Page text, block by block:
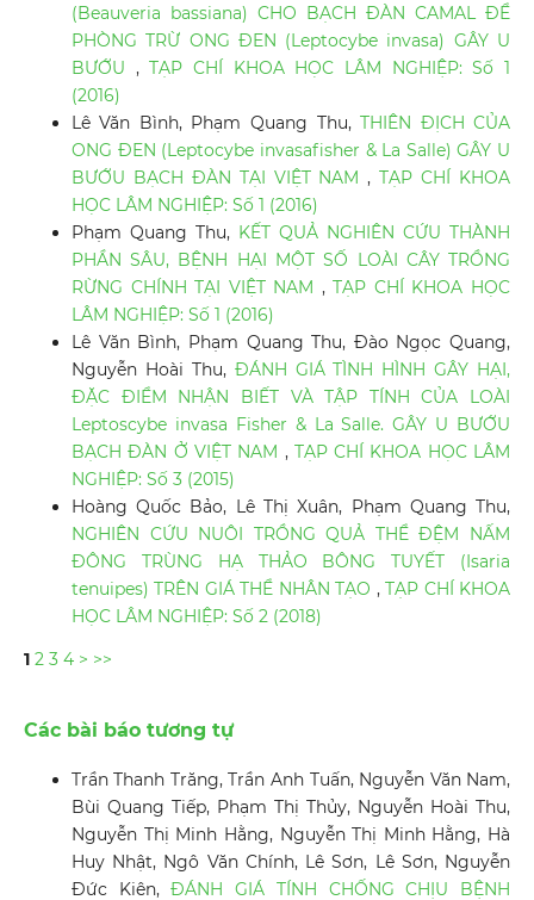
(Beauveria bassiana) CHO BẠCH ĐÀN CAMAL ĐỂ
PHÒNG TRỪ ONG ĐEN (Leptocybe invasa) GÂY U
BƯỚU ,TẠP CHÍ KHOA HỌC LÂM NGHIỆP: Số 1
(2016)
Lê Văn Bình, Phạm Quang Thu,THIÊN ĐỊCH CỦA
ONG ĐEN (Leptocybe invasafisher & La Salle) GÂY U
BƯỚU BẠCH ĐÀN TẠI VIỆT NAM,TẠP CHÍ KHOA
HỌC LÂM NGHIỆP: Số 1 (2016)
Phạm Quang Thu, KẾT QUẢ NGHIÊN CỨU THÀNH
PHẦN SÂU, BỆNH HẠI MỘT SỐ LOÀI CÂY TRỒNG
RỪNG CHÍNH TẠI VIỆT NAM ,TẠP CHÍ KHOA HỌC
LÂM NGHIỆP: Số 1 (2016)
Lê Văn Bình, Phạm Quang Thu, Đào Ngọc Quang,
Nguyễn Hoài Thu, ĐÁNH GIÁ TÌNH HÌNH GÂY HẠI,
ĐẶC ĐIỂM NHẬN BIẾT VÀ TẬP TÍNH CỦA LOÀI
Leptoscybe invasa Fisher & La Salle. GÂY U BƯỚU
BẠCH ĐÀN Ở VIỆT NAM , TẠP CHÍ KHOA HỌC LÂM
NGHIỆP: Số 3 (2015)
Hoàng Quốc Bảo, Lê Thị Xuân, Phạm Quang Thu,
NGHIÊN CỨU NUÔI TRỒNG QUẢ THỂ ĐỆM NẤM
ĐÔNG TRÙNG HẠ THẢO BÔNG TUYẾT (Isaria
tenuipes) TRÊN GIÁ THỂ NHÂN TẠO ,TẠP CHÍ KHOA
HỌC LÂM NGHIỆP: Số 2 (2018)
1 2 3 4 > >>
Các bài báo tương tự
Trần Thanh Trăng, Trần Anh Tuấn, Nguyễn Văn Nam,
Bùi Quang Tiếp, Phạm Thị Thủy, Nguyễn Hoài Thu,
Nguyễn Thị Minh Hằng, Nguyễn Thị Minh Hằng, Hà
Huy Nhật, Ngô Văn Chính, Lê Sơn, Lê Sơn, Nguyễn
Đức Kiên,ĐÁNH GIÁ TÍNH CHỐNG CHỊU BỆNH